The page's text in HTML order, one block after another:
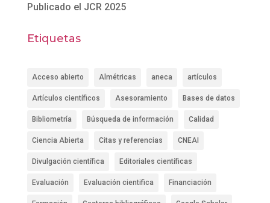
Publicado el JCR 2025
Etiquetas
Acceso abierto Almétricas aneca artículos
Artículos científicos Asesoramiento Bases de datos
Bibliometría Búsqueda de información Calidad
Ciencia Abierta Citas y referencias CNEAI
Divulgación científica Editoriales científicas
Evaluación Evaluación cientifica Financiación